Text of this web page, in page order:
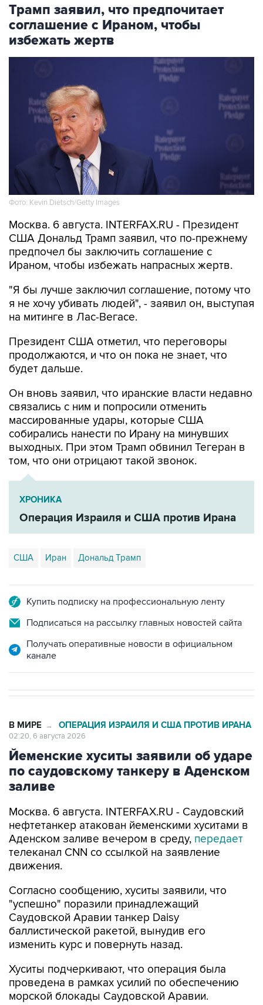
Трамп заявил, что предпочитает
соглашение с Ираном, чтобы
избежать жертв
Фото: Kevin Dietsch/Getty Images
Москва. 6 августа. INTERFAX.RU - Президент
США Дональд Трамп заявил, что по-прежнему
предпочел бы заключить соглашение с
Ираном, чтобы избежать напрасных жертв.
"Я бы лучше заключил соглашение, потому что
я не хочу убивать людей", - заявил он, выступая
на митинге в Лас-Вегасе.
Президент США отметил, что переговоры
продолжаются, и что он пока не знает, что
будет дальше.
Он вновь заявил, что иранские власти недавно
связались с ним и попросили отменить
массированные удары, которые США
собирались нанести по Ирану на минувших
выходных. При этом Трамп обвинил Тегеран в
том, что они отрицают такой звонок.
ХРОНИКА
Операция Израиля и США против Ирана
США Иран Дональд Трамп
Купить подписку на профессиональную ленту
Подписаться на рассылку главных новостей сайта
Получать оперативные новости в официальном
канале
В МИРЕ → ОПЕРАЦИЯ ИЗРАИЛЯ И США ПРОТИВ ИРАНА
02:20, 6 августа 2026
Йеменские хуситы заявили об ударе
по саудовскому танкеру в Аденском
заливе
Москва. 6 августа. INTERFAX.RU - Саудовский
нефтетанкер атакован йеменскими хуситами в
Аденском заливе вечером в среду, передает
телеканал CNN со ссылкой на заявление
движения.
Согласно сообщению, хуситы заявили, что
"успешно" поразили принадлежащий
Саудовской Аравии танкер Daisy
баллистической ракетой, вынудив его
изменить курс и повернуть назад.
Хуситы подчеркивают, что операция была
проведена в рамках усилий по обеспечению
морской блокады Саудовской Аравии.